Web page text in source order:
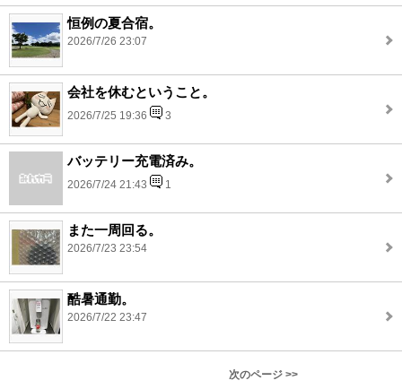
恒例の夏合宿。
2026/7/26 23:07
会社を休むということ。
2026/7/25 19:36 3
バッテリー充電済み。
2026/7/24 21:43 1
また一周回る。
2026/7/23 23:54
酷暑通勤。
2026/7/22 23:47
次のページ >>